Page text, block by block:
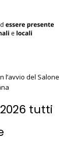
l’avvio del Salone
tutti